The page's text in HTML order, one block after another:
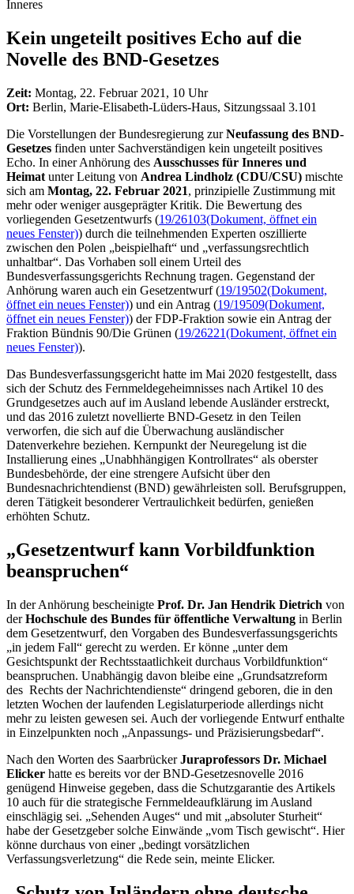
Inneres
Kein ungeteilt positives Echo auf die
Novelle des BND-Gesetzes
Zeit: Montag, 22. Februar 2021, 10 Uhr
Ort: Berlin, Marie-Elisabeth-Lüders-Haus, Sitzungssaal 3.101
Die Vorstellungen der Bundesregierung zurNeufassung des BND-
Gesetzes finden unter Sachverständigen kein ungeteilt positives
Echo. In einer Anhörung des Ausschusses für Inneres und
Heimat unter Leitung von Andrea Lindholz (CDU/CSU) mischte
sich am Montag, 22. Februar 2021, prinzipielle Zustimmung mit
mehr oder weniger ausgeprägter Kritik. Die Bewertung des
vorliegenden Gesetzentwurfs (19/26103(Dokument, öffnet ein
neues Fenster)) durch die teilnehmenden Experten oszillierte
zwischen den Polen „beispielhaft“ und „verfassungsrechtlich
unhaltbar“. Das Vorhaben soll einem Urteil des
Bundesverfassungsgerichts Rechnung tragen. Gegenstand der
Anhörung waren auch ein Gesetzentwurf (19/19502(Dokument,
öffnet ein neues Fenster)) und ein Antrag (19/19509(Dokument,
öffnet ein neues Fenster)) der FDP-Fraktion sowie ein Antrag der
Fraktion Bündnis 90/Die Grünen (19/26221(Dokument, öffnet ein
neues Fenster)).
Das Bundesverfassungsgericht hatte im Mai 2020 festgestellt, dass
sich der Schutz des Fernmeldegeheimnisses nach Artikel 10 des
Grundgesetzes auch auf im Ausland lebende Ausländer erstreckt,
und das 2016 zuletzt novellierte BND-Gesetz in den Teilen
verworfen, die sich auf die Überwachung ausländischer
Datenverkehre beziehen. Kernpunkt der Neuregelung ist die
Installierung eines „Unabhhängigen Kontrollrates“ als oberster
Bundesbehörde, der eine strengere Aufsicht über den
Bundesnachrichtendienst (BND) gewährleisten soll. Berufsgruppen,
deren Tätigkeit besonderer Vertraulichkeit bedürfen, genießen
erhöhten Schutz.
„Gesetzentwurf kann Vorbildfunktion
beanspruchen“
In der Anhörung bescheinigte Prof. Dr. Jan Hendrik Dietrich von
derHochschule des Bundes für öffentliche Verwaltung in Berlin
dem Gesetzentwurf, den Vorgaben des Bundesverfassungsgerichts
„in jedem Fall“ gerecht zu werden. Er könne „unter dem
Gesichtspunkt der Rechtsstaatlichkeit durchaus Vorbildfunktion“
beanspruchen. Unabhängig davon bleibe eine „Grundsatzreform
des Rechts der Nachrichtendienste“ dringend geboren, die in den
letzten Wochen der laufenden Legislaturperiode allerdings nicht
mehr zu leisten gewesen sei. Auch der vorliegende Entwurf enthalte
in Einzelpunkten noch „Anpassungs- und Präzisierungsbedarf“.
Nach den Worten des SaarbrückerJuraprofessors Dr. Michael
Elicker hatte es bereits vor der BND-Gesetzesnovelle 2016
genügend Hinweise gegeben, dass die Schutzgarantie des Artikels
10 auch für die strategische Fernmeldeaufklärung im Ausland
einschlägig sei. „Sehenden Auges“ und mit „absoluter Sturheit“
habe der Gesetzgeber solche Einwände „vom Tisch gewischt“. Hier
könne durchaus von einer „bedingt vorsätzlichen
Verfassungsverletzung“ die Rede sein, meinte Elicker.